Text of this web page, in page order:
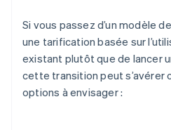
Si vous passez d’un modèle
une tarification basée sur
existant plutôt que de lancer
cette transition peut s’avérer
options à envisager :